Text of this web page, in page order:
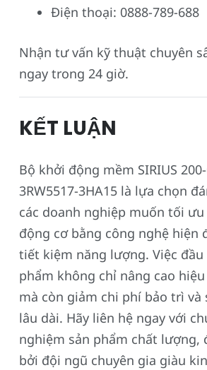
Điện thoại: 0888-789-688
Nhận tư vấn kỹ thuật chuyên
ngay trong 24 giờ.
KẾT LUẬN
Bộ khởi động mềm SIRIUS
3RW5517-3HA15 là lựa chọn
các doanh nghiệp muốn tối
động cơ bằng công nghệ hiện
tiết kiệm năng lượng. Việc đầu
phẩm không chỉ nâng cao
mà còn giảm chi phí bảo trì và
lâu dài. Hãy liên hệ ngay với
nghiệm sản phẩm chất lượng,
bởi đội ngũ chuyên gia giàu